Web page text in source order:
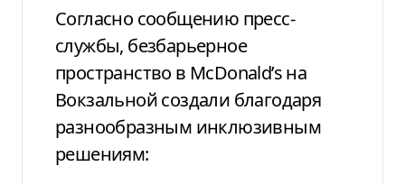
Согласно сообщению пресс-
службы, безбарьерное
пространство в McDonald’s на
Вокзальной создали благодаря
разнообразным инклюзивным
решениям: